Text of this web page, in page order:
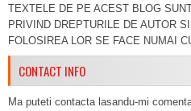
TEXTELE DE PE ACEST BLOG
PRIVIND DREPTURILE DE AUTOR
FOLOSIREA LOR SE FACE NUMAI
CONTACT INFO
Ma puteti contacta lasandu-mi